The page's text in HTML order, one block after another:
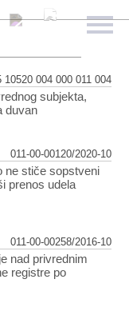
subjekta,
duvan
10520 004 000 011 004
ne stiče sopstveni
prenos udela
011-00-00120/2020-10
nad privrednim
registre po
011-00-00258/2016-10